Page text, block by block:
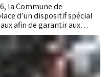
la Commune de
d’un dispositif spécial
afin de garantir aux
sécurisé et
vigueur. Le prix de
TTC, tandis que le service
à 24 dirhams TTC